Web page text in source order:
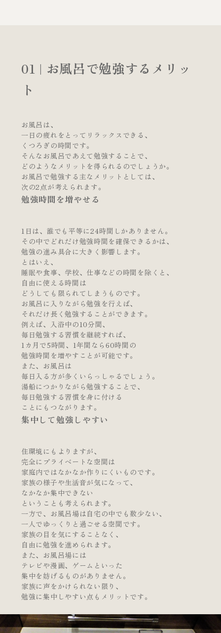
お風呂での勉強にはリズムの防水ケースがおす
すめ
01 | お風呂で勉強するメリッ
ト
お風呂は、
一日の疲れをとってリラックスできる、
くつろぎの時間です。
そんなお風呂であえて勉強することで、
どのようなメリットを得られるのでしょうか。
お風呂で勉強する主なメリットとしては、
次の2点が考えられます。
勉強時間を増やせる
1日は、誰でも平等に24時間しかありません。
その中でどれだけ勉強時間を確保できるかは、
勉強の進み具合に大きく影響します。
とはいえ、
睡眠や食事、学校、仕事などの時間を除くと、
自由に使える時間は
どうしても限られてしまうものです。
お風呂に入りながら勉強を行えば、
それだけ長く勉強することができます。
例えば、入浴中の10分間、
毎日勉強する習慣を継続すれば、
1カ月で5時間、1年間なら60時間の
勉強時間を増やすことが可能です。
また、お風呂は
毎日入る方が多くいらっしゃるでしょう。
湯船につかりながら勉強することで、
毎日勉強する習慣を身に付ける
ことにもつながります。
集中して勉強しやすい
住環境にもよりますが、
完全にプライベートな空間は
家庭内ではなかなか作りにくいものです。
家族の様子や生活音が気になって、
なかなか集中できない
ということも考えられます。
一方で、お風呂場は自宅の中でも数少ない、
一人でゆっくりと過ごせる空間です。
家族の目を気にすることなく、
自由に勉強を進められます。
また、お風呂場には
テレビや漫画、ゲームといった
集中を妨げるものがありません。
家族に声をかけられない限り、
勉強に集中しやすい点もメリットです。